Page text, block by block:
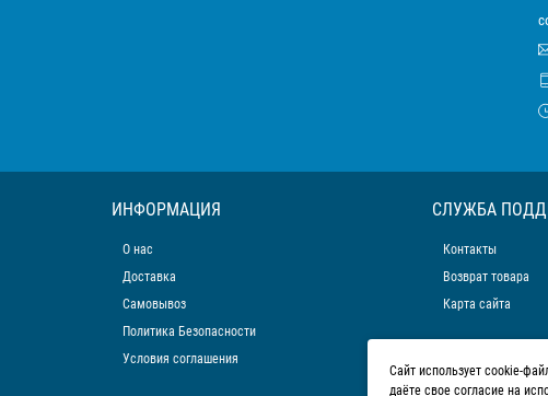
ИНФОРМАЦИЯ
О нас
Доставка
Самовывоз
Политика Безопасности
Условия соглашения
СЛУЖБА
Контакты
Возврат товара
Карта сайта
Сайт использует cookie-
даёте свое согласие на